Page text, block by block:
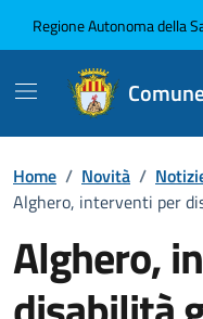
Regione Autonoma della
Home / Novità /
Alghero, interventi per
Alghero,